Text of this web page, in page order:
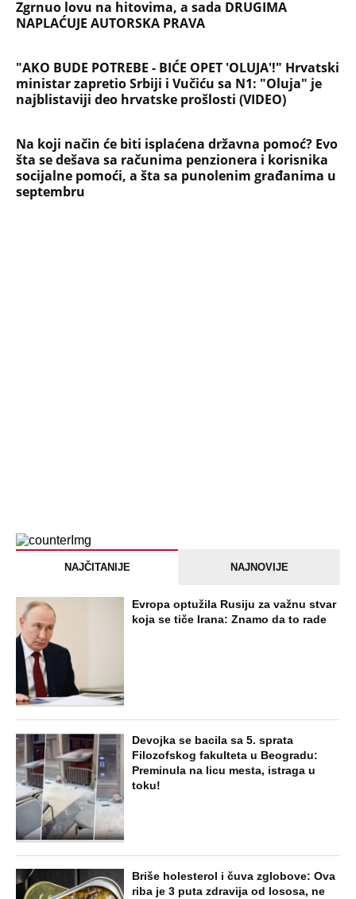
Zgrnuo lovu na hitovima, a sada DRUGIMA
NAPLAĆUJE AUTORSKA PRAVA
"AKO BUDE POTREBE - BIĆE OPET 'OLUJA'!" Hrvatski
ministar zapretio Srbiji i Vučiću sa N1: "Oluja" je
najblistaviji deo hrvatske prošlosti (VIDEO)
Na koji način će biti isplaćena državna pomoć? Evo
šta se dešava sa računima penzionera i korisnika
socijalne pomoći, a šta sa punolenim građanima u
septembru
NAJČITANIJE NAJNOVIJE
Evropa optužila Rusiju za važnu stvar
koja se tiče Irana: Znamo da to rade
Devojka se bacila sa 5. sprata
Filozofskog fakulteta u Beogradu:
Preminula na licu mesta, istraga u
toku!
Briše holesterol i čuva zglobove: Ova
riba je 3 puta zdravija od lososa, ne